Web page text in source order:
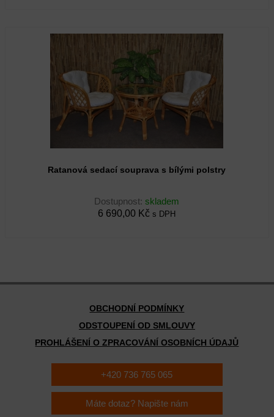
Ratanová sedací souprava s bílými polstry
Dostupnost:skladem
6 690,00 Kčs DPH
OBCHODNÍ PODMÍNKY
ODSTOUPENÍ OD SMLOUVY
PROHLÁŠENÍ O ZPRACOVÁNÍ OSOBNÍCH ÚDAJŮ
+420 736 765 065
Máte dotaz? Napište nám